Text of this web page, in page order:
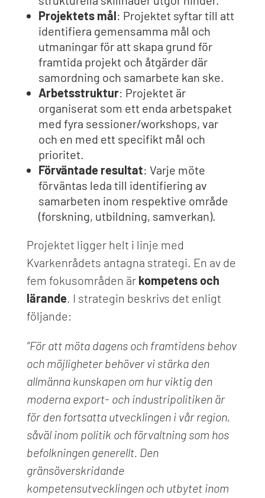
Projektets mål: Projektet syftar till att
identifiera gemensamma mål och
utmaningar för att skapa grund för
framtida projekt och åtgärder där
samordning och samarbete kan ske.
Arbetsstruktur: Projektet är
organiserat som ett enda arbetspaket
med fyra sessioner/workshops, var
och en med ett specifikt mål och
prioritet.
Förväntade resultat: Varje möte
förväntas leda till identifiering av
samarbeten inom respektive område
(forskning, utbildning, samverkan).
Projektet ligger helt i linje med
Kvarkenrådets antagna strategi. En av de
fem fokusområden är kompetens och
lärande. I strategin beskrivs det enligt
följande:
”För att möta dagens och framtidens behov
och möjligheter behöver vi stärka den
allmänna kunskapen om hur viktig den
moderna export- och industripolitiken är
för den fortsatta utvecklingen i vår region,
såväl inom politik och förvaltning som hos
befolkningen generellt. Den
gränsöverskridande
kompetensutvecklingen och utbytet inom